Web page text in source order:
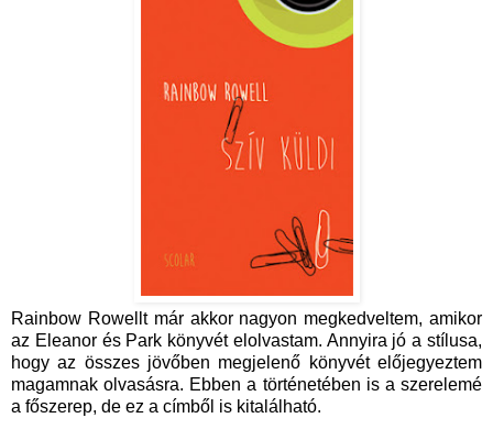
Rainbow Rowellt már akkor nagyon megkedveltem, amikor
az Eleanor és Park könyvét elolvastam. Annyira jó a stílusa,
hogy az összes jövőben megjelenő könyvét előjegyeztem
magamnak olvasásra. Ebben a történetében is a szerelemé
a főszerep, de ez a címből is kitalálható.